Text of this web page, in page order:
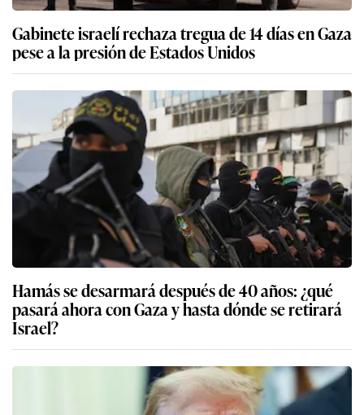
Gabinete israelí rechaza tregua de 14 días en Gaza
pese a la presión de Estados Unidos
Hamás se desarmará después de 40 años: ¿qué
pasará ahora con Gaza y hasta dónde se retirará
Israel?